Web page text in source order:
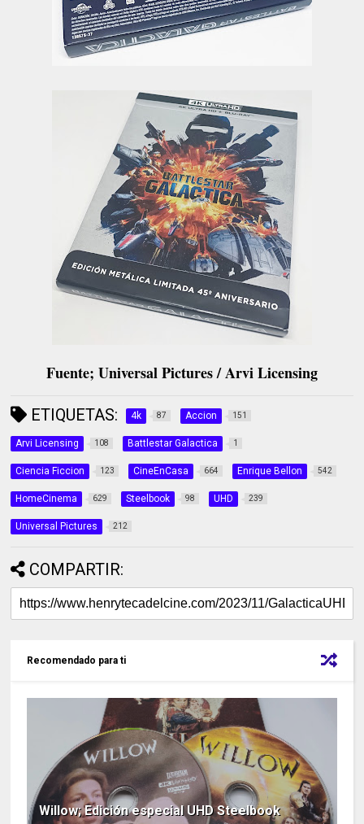
Fuente; Universal Pictures / Arvi Licensing
ETIQUETAS: 4k 87 Accion 151
Arvi Licensing 108 Battlestar Galactica 1
Ciencia Ficcion 123 CineEnCasa 664 Enrique Bellon 542
HomeCinema 629 Steelbook 98 UHD 239
Universal Pictures 212
COMPARTIR:
Recomendado para ti
Willow; Edición especial UHD Steelbook